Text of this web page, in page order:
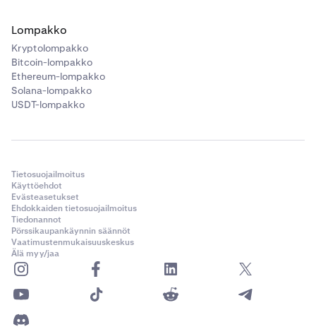
Lompakko
Kryptolompakko
Bitcoin-lompakko
Ethereum-lompakko
Solana-lompakko
USDT-lompakko
Tietosuojailmoitus
Käyttöehdot
Evästeasetukset
Ehdokkaiden tietosuojailmoitus
Tiedonannot
Pörssikaupankäynnin säännöt
Vaatimustenmukaisuuskeskus
Älä myy/jaa